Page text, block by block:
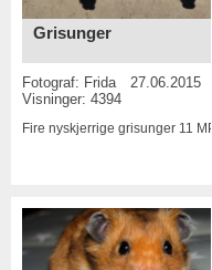
Grisunger
Fotograf: Frida
27.06.2015
Visninger: 4394
Fire nyskjerrige grisunger 11 MP